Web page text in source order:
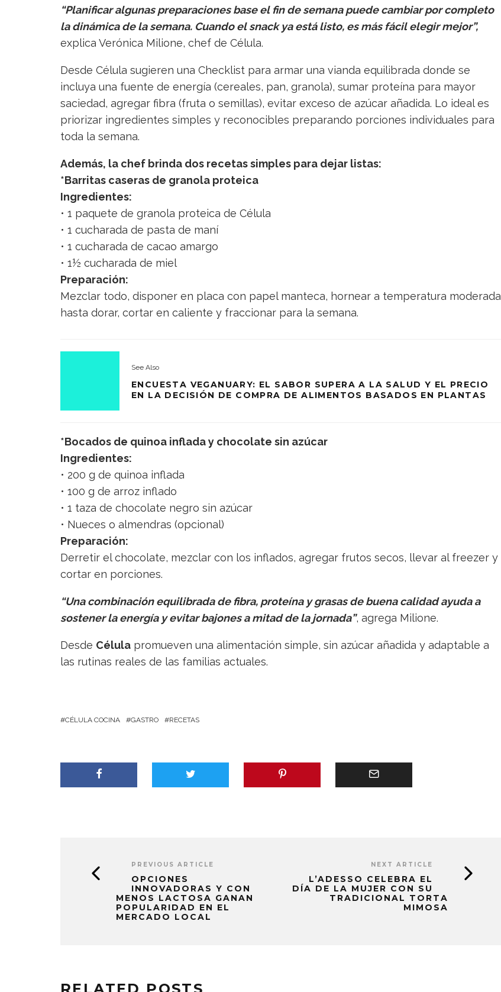
“Planificar algunas preparaciones base el fin de semana puede cambiar por completo
la dinámica de la semana. Cuando el snack ya está listo, es más fácil elegir mejor”,
explica Verónica Milione, chef de Célula.
Desde Célula sugieren una Checklist para armar una vianda equilibrada donde se
incluya una fuente de energía (cereales, pan, granola), sumar proteína para mayor
saciedad, agregar fibra (fruta o semillas), evitar exceso de azúcar añadida. Lo ideal es
priorizar ingredientes simples y reconocibles preparando porciones individuales para
toda la semana.
Además, la chef brinda dos recetas simples para dejar listas:
*Barritas caseras de granola proteica
Ingredientes:
• 1 paquete de granola proteica de Célula
• 1 cucharada de pasta de maní
• 1 cucharada de cacao amargo
• 1½ cucharada de miel
Preparación:
Mezclar todo, disponer en placa con papel manteca, hornear a temperatura moderada
hasta dorar, cortar en caliente y fraccionar para la semana.
See Also
ENCUESTA VEGANUARY: EL SABOR SUPERA A LA SALUD Y EL PRECIO
EN LA DECISIÓN DE COMPRA DE ALIMENTOS BASADOS EN PLANTAS
*Bocados de quinoa inflada y chocolate sin azúcar
Ingredientes:
• 200 g de quinoa inflada
• 100 g de arroz inflado
• 1 taza de chocolate negro sin azúcar
• Nueces o almendras (opcional)
Preparación:
Derretir el chocolate, mezclar con los inflados, agregar frutos secos, llevar al freezer y
cortar en porciones.
“Una combinación equilibrada de fibra, proteína y grasas de buena calidad ayuda a
sostener la energía y evitar bajones a mitad de la jornada”, agrega Milione.
Desde Célula promueven una alimentación simple, sin azúcar añadida y adaptable a
las rutinas reales de las familias actuales.
CÉLULA COCINA GASTRO RECETAS
PREVIOUS ARTICLE
OPCIONES
INNOVADORAS Y CON
MENOS LACTOSA GANAN
POPULARIDAD EN EL
MERCADO LOCAL
NEXT ARTICLE
L’ADESSO CELEBRA EL
DÍA DE LA MUJER CON SU
TRADICIONAL TORTA
MIMOSA